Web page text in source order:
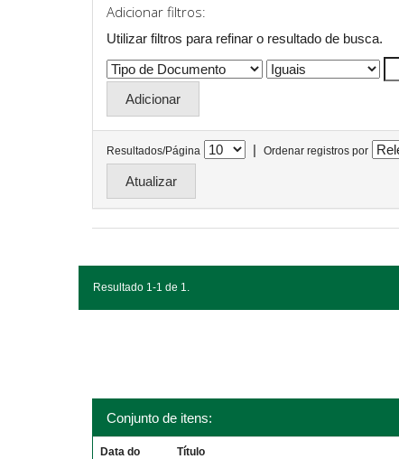
Adicionar filtros:
Utilizar filtros para refinar o resultado de busca.
Resultados/Página | Ordenar registros por
Resultado 1-1 de 1.
Conjunto de itens:
Data do Título